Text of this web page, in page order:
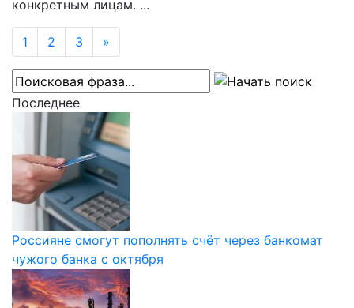
конкретным лицам. ...
1 2 3 »
Последнее
Россияне смогут пополнять счёт через банкомат
чужого банка с октября